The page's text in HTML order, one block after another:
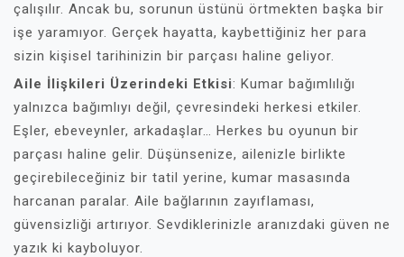
çalışılır. Ancak bu, sorunun üstünü örtmekten başka bir
işe yaramıyor. Gerçek hayatta, kaybettiğiniz her para
sizin kişisel tarihinizin bir parçası haline geliyor.
Aile İlişkileri Üzerindeki Etkisi: Kumar bağımlılığı
yalnızca bağımlıyı değil, çevresindeki herkesi etkiler.
Eşler, ebeveynler, arkadaşlar… Herkes bu oyunun bir
parçası haline gelir. Düşünsenize, ailenizle birlikte
geçirebileceğiniz bir tatil yerine, kumar masasında
harcanan paralar. Aile bağlarının zayıflaması,
güvensizliği artırıyor. Sevdiklerinizle aranızdaki güven ne
yazık ki kayboluyor.